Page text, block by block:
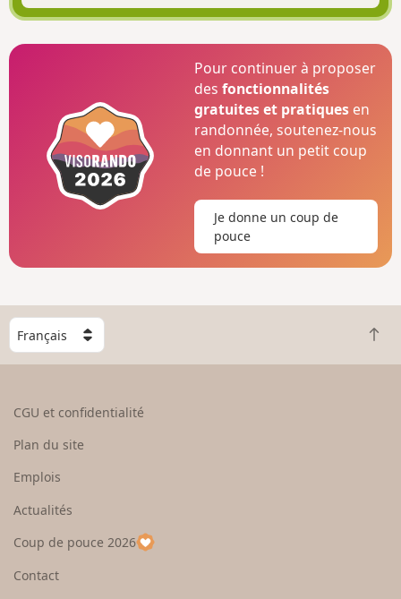
Pour continuer à proposer
desfonctionnalités
gratuites et pratiques en
randonnée, soutenez-nous
en donnant un petit coup
de pouce !
Je donne un coup de
pouce
C
h
o
e
u
p
a
R
e
CGU et confidentialité
Plan du site
Emplois
Actualités
Coup de pouce 2026
Contact